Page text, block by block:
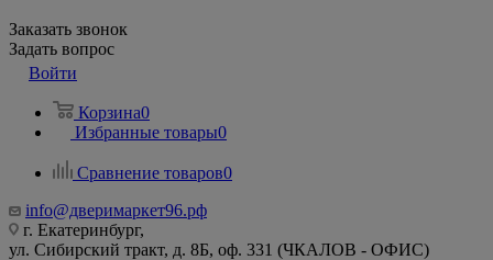
Заказать звонок
Задать вопрос
Войти
Корзина0
Избранные товары0
Сравнение товаров0
info@дверимаркет96.рф
г. Екатеринбург,
ул. Сибирский тракт, д. 8Б, оф. 331 (ЧКАЛОВ - ОФИС)